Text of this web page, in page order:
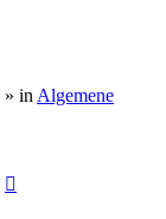
» inAlgemene